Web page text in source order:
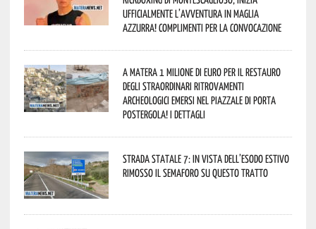
ufficialmente l’avventura in maglia
azzurra! Complimenti per la convocazione
A Matera 1 milione di euro per il restauro
degli straordinari ritrovamenti
archeologici emersi nel piazzale di Porta
Postergola! I dettagli
Strada statale 7: in vista dell’esodo estivo
rimosso il semaforo su questo tratto